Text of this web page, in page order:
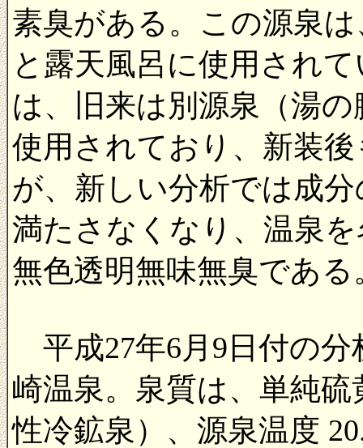
素臭がある。この源泉
と露天風呂に使用され
は、旧来は別源泉（湯
使用されており、新装
が、新しい分析では成
満たさなくなり、温泉
無色透明無味無臭である
平成27年6月9日付の
崎温泉。泉質は、単純
性冷鉱泉）、源泉温度